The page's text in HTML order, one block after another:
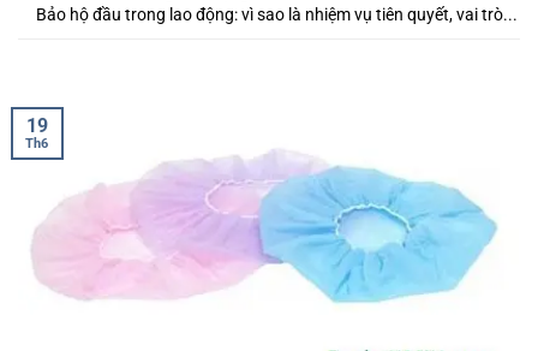
Bảo hộ đầu trong lao động: vì sao là nhiệm vụ tiên quyết, vai trò...
19
Th6